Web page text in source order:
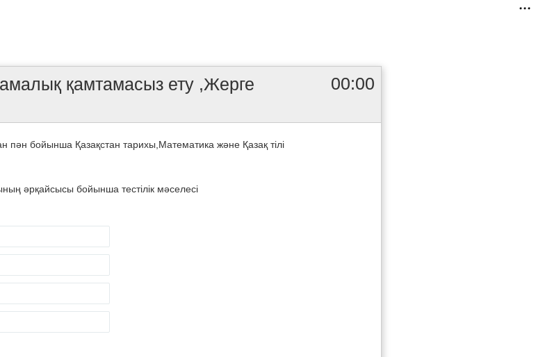
00:00
қамтамасыз ету ,Жерге
пән бойынша Қазақстан тарихы,Математика және Қазақ тілі
әрқайсысы бойынша тестілік мәселесі